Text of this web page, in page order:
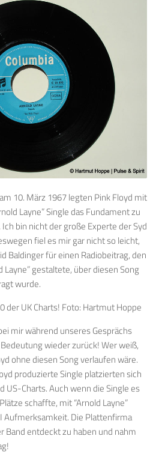
10. März 1967 legten Pink Floyd mit
Layne” Single das Fundament zu
bin nicht der große Experte der Syd
fiel es mir gar nicht so leicht,
Baldinger für einen Radiobeitrag, den
Layne” gestaltete, über diesen Song
wurde.
der UK Charts! Foto: Hartmut Hoppe
mir während unseres Gesprächs
wieder zurück! Wer weiß,
ohne diesen Song verlaufen wäre.
produzierte Single platzierten sich
US-Charts. Auch wenn die Single es
schaffte, mit “Arnold Layne”
Aufmerksamkeit. Die Plattenfirma
Band entdeckt zu haben und nahm